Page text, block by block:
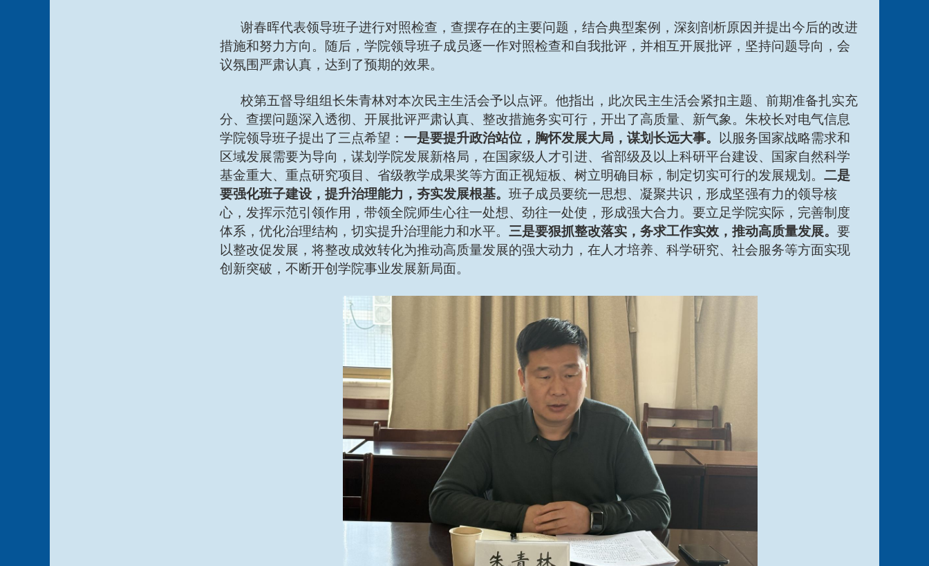
谢春晖代表领导班子进行对照检查，查摆存在的主要问题，结合典型案例，深刻剖析原因并提出今后的改进
措施和努力方向。随后，学院领导班子成员逐一作对照检查和自我批评，并相互开展批评，坚持问题导向，会
议氛围严肃认真，达到了预期的效果。
校第五督导组组长朱青林对本次民主生活会予以点评。他指出，此次民主生活会紧扣主题、前期准备扎实充
分、查摆问题深入透彻、开展批评严肃认真、整改措施务实可行，开出了高质量、新气象。朱校长对电气信息
学院领导班子提出了三点希望： 一是要提升政治站位，胸怀发展大局，谋划长远大事。
以服务国家战略需求和
区域发展需要为导向，谋划学院发展新格局，在国家级人才引进、省部级及以上科研平台建设、国家自然科学
基金重大、重点研究项目、省级教学成果奖等方面正视短板、树立明确目标，制定切实可行的发展规划。 二是
要强化班子建设，提升治理能力，夯实发展根基。 班子成员要统一思想、凝聚共识，形成坚强有力的领导核
心，发挥示范引领作用，带领全院师生心往一处想、劲往一处使，形成强大合力。要立足学院实际，完善制度
体系，优化治理结构，切实提升治理能力和水平。 三是要狠抓整改落实，务求工作实效，推动高质量发展。 要
以整改促发展，将整改成效转化为推动高质量发展的强大动力，在人才培养、科学研究、社会服务等方面实现
创新突破，不断开创学院事业发展新局面。